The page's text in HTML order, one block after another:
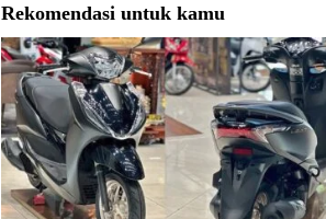
Rekomendasi untuk kamu